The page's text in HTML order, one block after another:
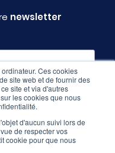
Ces cookies
site web et de fournir des
site et via d'autres
les cookies que nous
d'aucun suivi lors de
de respecter vos
cookie pour que nous
newsletter